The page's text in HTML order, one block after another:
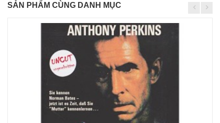
SẢN PHẨM CÙNG DANH MỤC
tiết